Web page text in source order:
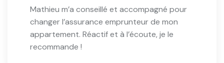
Mathieu m’a conseillé et accompagné pour
changer l’assurance emprunteur de mon
appartement. Réactif et à l’écoute, je le
recommande !